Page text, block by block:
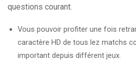
questions courant.
Vous pouvoir profiter une fois
caractère HD de tous lez matchs
important depuis différent jeux.